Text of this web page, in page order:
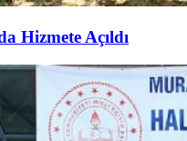
Hizmete Açıldı